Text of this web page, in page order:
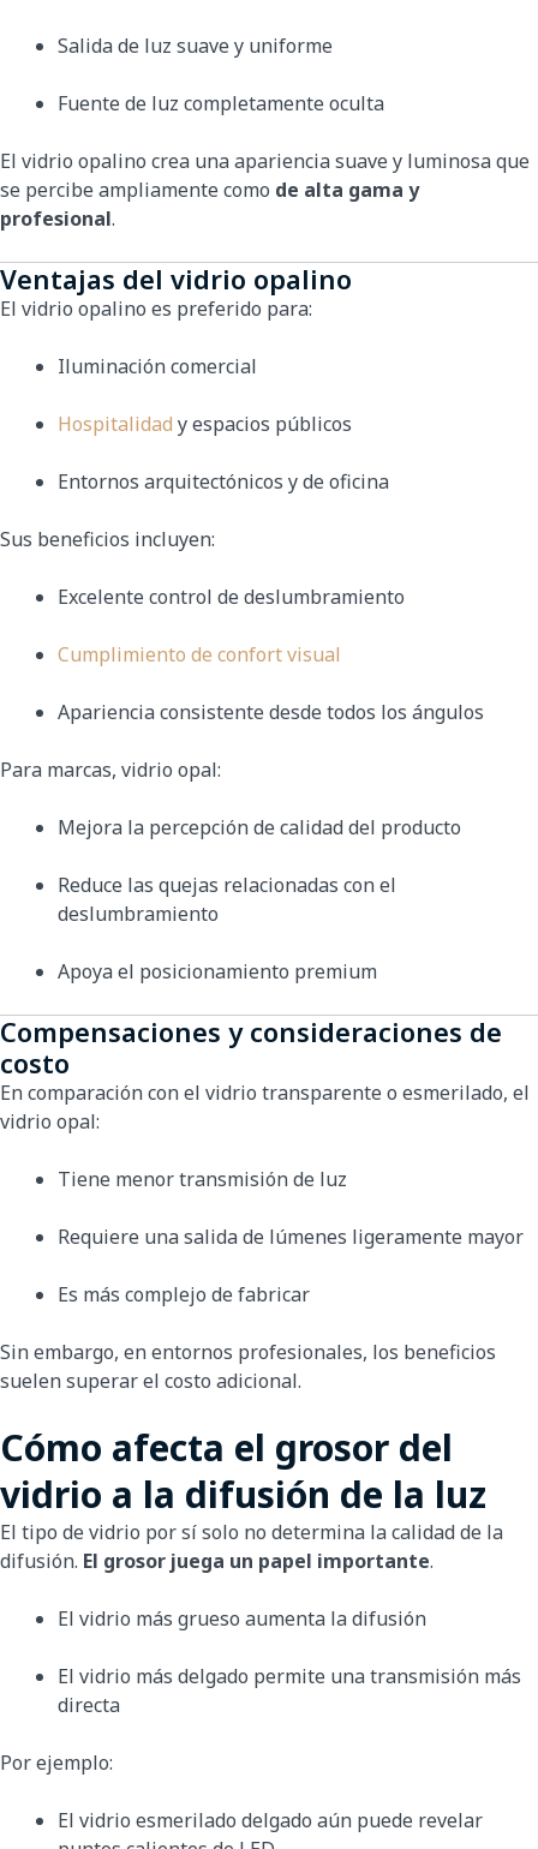
Salida de luz suave y uniforme
Fuente de luz completamente oculta
El vidrio opalino crea una apariencia suave y luminosa que
se percibe ampliamente como de alta gama y
profesional.
Ventajas del vidrio opalino
El vidrio opalino es preferido para:
Iluminación comercial
Hospitalidad y espacios públicos
Entornos arquitectónicos y de oficina
Sus beneficios incluyen:
Excelente control de deslumbramiento
Cumplimiento de confort visual
Apariencia consistente desde todos los ángulos
Para marcas, vidrio opal:
Mejora la percepción de calidad del producto
Reduce las quejas relacionadas con el
deslumbramiento
Apoya el posicionamiento premium
Compensaciones y consideraciones de
costo
En comparación con el vidrio transparente o esmerilado, el
vidrio opal:
Tiene menor transmisión de luz
Requiere una salida de lúmenes ligeramente mayor
Es más complejo de fabricar
Sin embargo, en entornos profesionales, los beneficios
suelen superar el costo adicional.
Cómo afecta el grosor del
vidrio a la difusión de la luz
El tipo de vidrio por sí solo no determina la calidad de la
difusión. El grosor juega un papel importante.
El vidrio más grueso aumenta la difusión
El vidrio más delgado permite una transmisión más
directa
Por ejemplo:
El vidrio esmerilado delgado aún puede revelar